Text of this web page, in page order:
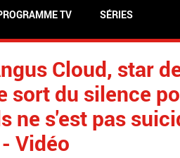
TV SÉRIES
Cloud, star
sort du silence
ne s'est pas
Vidéo